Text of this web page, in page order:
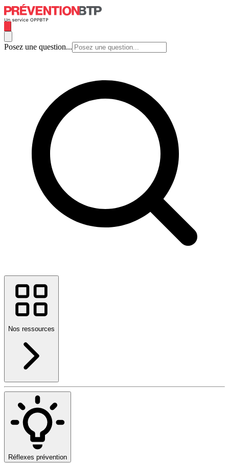
Posez une question...
Nos ressources
Réflexes prévention